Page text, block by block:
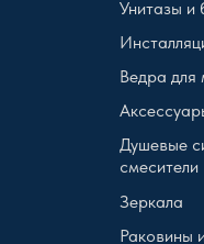
Унитазы и
Ведра для
Душевые
смесители
Зеркала
Раковины